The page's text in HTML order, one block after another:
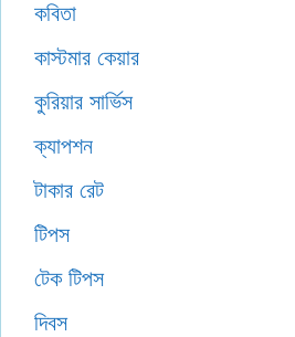
কবিতা
কাস্টমার কেয়ার
কুরিয়ার সার্ভিস
ক্যাপশন
টাকার রেট
টিপস
টেক টিপস
দিবস